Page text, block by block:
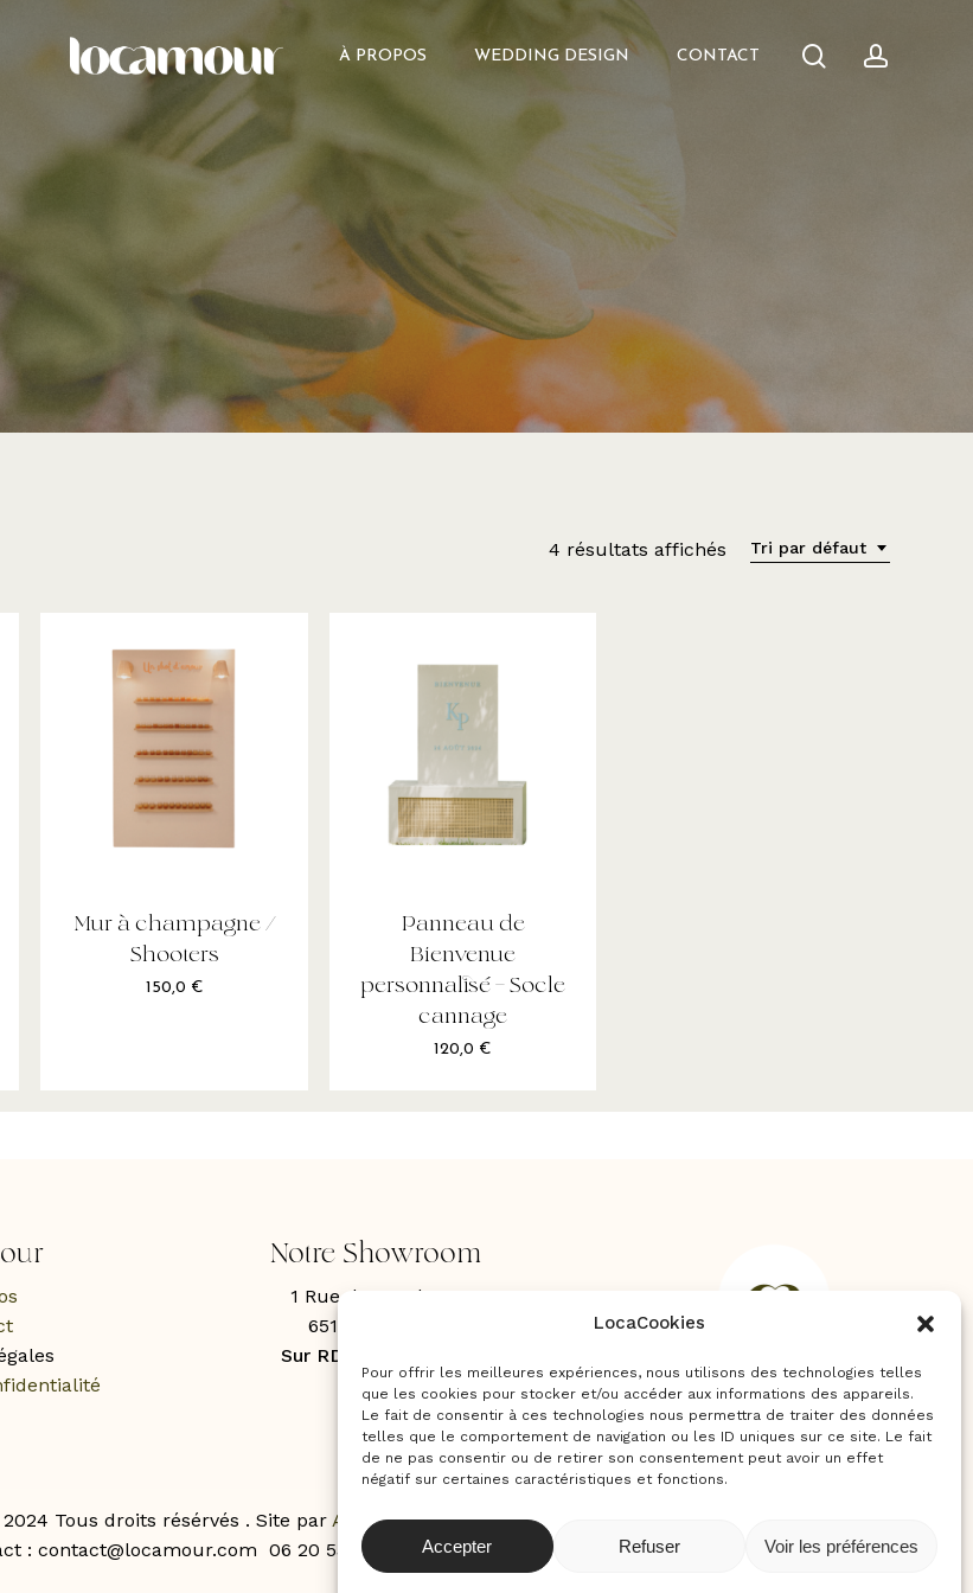
LocaCookies
Pour offrir les meilleures expériences, nous utilisons des technologies telles
que les cookies pour stocker et/ou accéder aux informations des appareils.
Le fait de consentir à ces technologies nous permettra de traiter des données
telles que le comportement de navigation ou les ID uniques sur ce site. Le fait
de ne pas consentir ou de retirer son consentement peut avoir un effet
négatif sur certaines caractéristiques et fonctions.
Accepter Refuser Voir les préférences
À PROPOS WEDDING DESIGN CONTACT search
Tri par défaut
4 résultats affichés
Mur à champagne /
Shooters
150,0 €
Panneau de
Bienvenue
personnalisé – Socle
cannage
120,0 €
Notre Showroom
1 Rue des Rochers,
65100 Lourdes
Sur RDV uniquement
Tous droits résérvés . Site par Agence Neamera
: contact@locamour.com 06 20 53 43 87